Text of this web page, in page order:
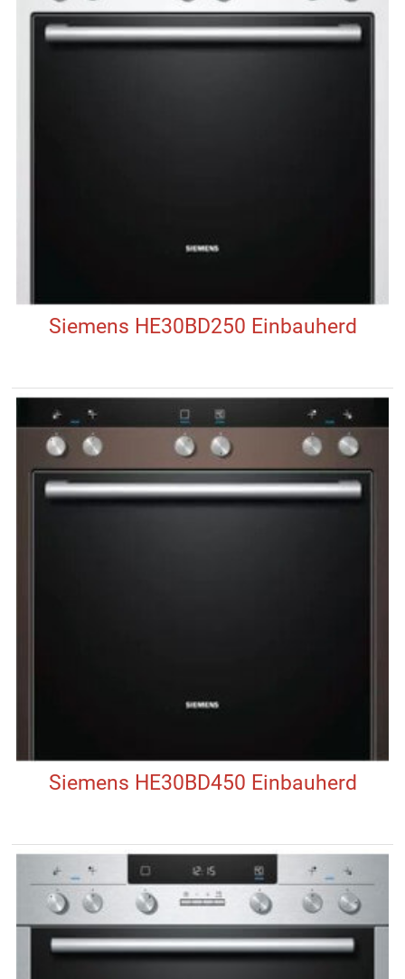
Siemens HE30BD250 Einbauherd
Siemens HE30BD450 Einbauherd